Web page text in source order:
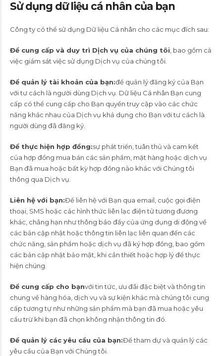
Sử dụng dữ liệu cá nhân của bạn
Công ty có thể sử dụng Dữ liệu Cá nhân cho các mục đích sau:
Để cung cấp và duy trì Dịch vụ của chúng tôi, bao gồm cả
việc giám sát việc sử dụng Dịch vụ của chúng tôi.
Để quản lý tài khoản của bạn:để quản lý đăng ký của Bạn
với tư cách là người dùng Dịch vụ. Dữ liệu Cá nhân Bạn cung
cấp có thể cung cấp cho Bạn quyền truy cập vào các chức
năng khác nhau của Dịch vụ khả dụng cho Bạn với tư cách là
người dùng đã đăng ký.
Để thực hiện hợp đồng:sự phát triển, tuân thủ và cam kết
của hợp đồng mua bán các sản phẩm, mặt hàng hoặc dịch vụ
Bạn đã mua hoặc bất kỳ hợp đồng nào khác với Chúng tôi
thông qua Dịch vụ.
Liên hệ với bạn:Để liên hệ với Bạn qua email, cuộc gọi điện
thoại, SMS hoặc các hình thức liên lạc điện tử tương đương
khác, chẳng hạn như thông báo đẩy của ứng dụng di động về
các bản cập nhật hoặc thông tin liên lạc liên quan đến các
chức năng, sản phẩm hoặc dịch vụ đã ký hợp đồng, bao gồm
các bản cập nhật bảo mật, khi cần thiết hoặc hợp lý để thực
hiện chúng.
Để cung cấp cho bạnvới tin tức, ưu đãi đặc biệt và thông tin
chung về hàng hóa, dịch vụ và sự kiện khác mà chúng tôi cung
cấp tương tự như những sản phẩm mà bạn đã mua hoặc yêu
cầu trừ khi bạn đã chọn không nhận thông tin đó.
Để quản lý các yêu cầu của bạn:Để tham dự và quản lý các
yêu cầu của Bạn với Chúng tôi.